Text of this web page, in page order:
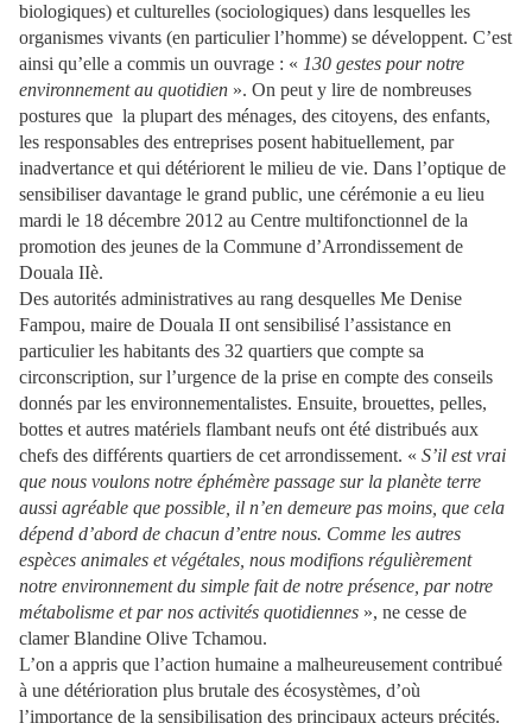
biologiques) et culturelles (sociologiques) dans lesquelles les
organismes vivants (en particulier l’homme) se développent. C’est
ainsi qu’elle a commis un ouvrage : « 130 gestes pour notre
environnement au quotidien ». On peut y lire de nombreuses
postures que la plupart des ménages, des citoyens, des enfants,
les responsables des entreprises posent habituellement, par
inadvertance et qui détériorent le milieu de vie. Dans l’optique de
sensibiliser davantage le grand public, une cérémonie a eu lieu
mardi le 18 décembre 2012 au Centre multifonctionnel de la
promotion des jeunes de la Commune d’Arrondissement de
Douala IIè.
Des autorités administratives au rang desquelles Me Denise
Fampou, maire de Douala II ont sensibilisé l’assistance en
particulier les habitants des 32 quartiers que compte sa
circonscription, sur l’urgence de la prise en compte des conseils
donnés par les environnementalistes. Ensuite, brouettes, pelles,
bottes et autres matériels flambant neufs ont été distribués aux
chefs des différents quartiers de cet arrondissement. « S’il est vrai
que nous voulons notre éphémère passage sur la planète terre
aussi agréable que possible, il n’en demeure pas moins, que cela
dépend d’abord de chacun d’entre nous. Comme les autres
espèces animales et végétales, nous modifions régulièrement
notre environnement du simple fait de notre présence, par notre
métabolisme et par nos activités quotidiennes », ne cesse de
clamer Blandine Olive Tchamou.
L’on a appris que l’action humaine a malheureusement contribué
à une détérioration plus brutale des écosystèmes, d’où
l’importance de la sensibilisation des principaux acteurs précités.